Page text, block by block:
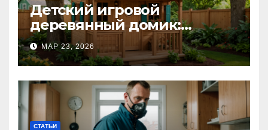
Детский игровой
деревянный домик:
волшебное пространство
для самых маленьких от
Kastum
МАР 23, 2026
СТАТЬИ